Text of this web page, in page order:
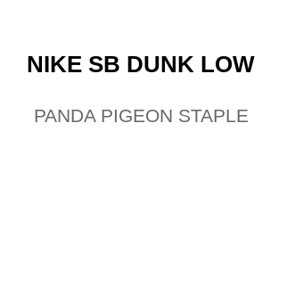
NIKE SB DUNK LOW
PANDA PIGEON STAPLE